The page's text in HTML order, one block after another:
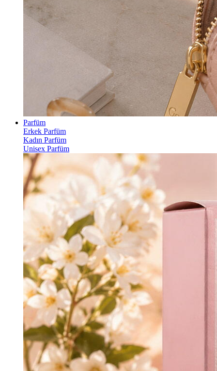
Parfüm
Erkek Parfüm
Kadın Parfüm
Unisex Parfüm